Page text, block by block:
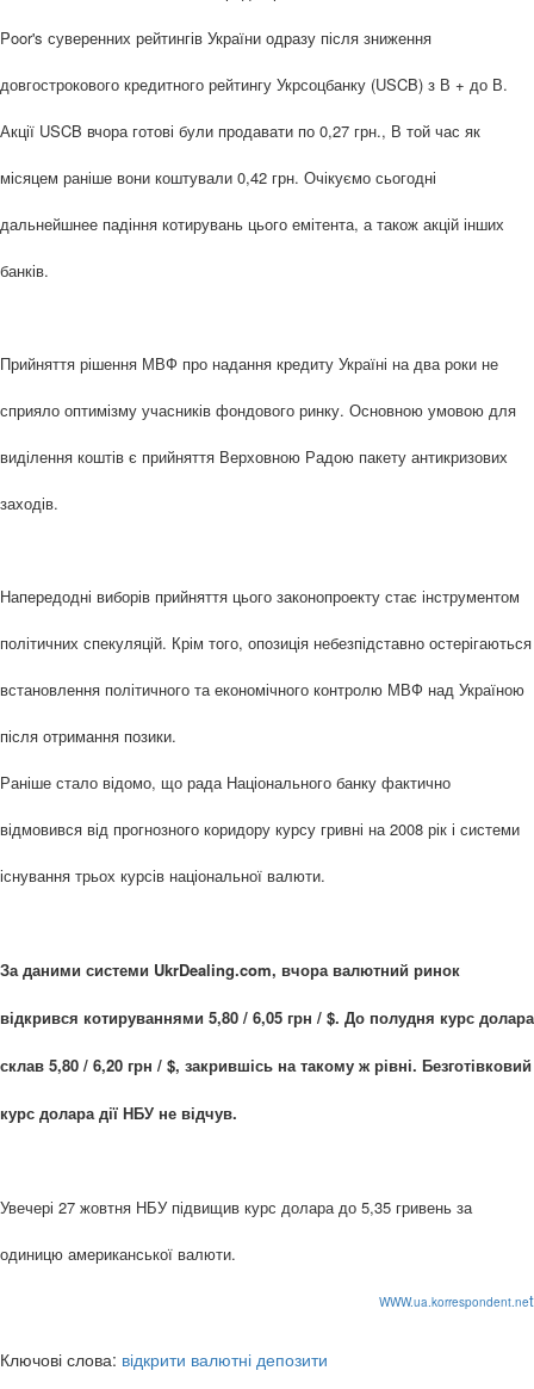
Poor's суверенних рейтингів України одразу після зниження
довгострокового кредитного рейтингу Укрсоцбанку (USCB) з В + до В.
Акції USCB вчора готові були продавати по 0,27 грн., В той час як
місяцем раніше вони коштували 0,42 грн. Очікуємо сьогодні
дальнейшнее падіння котирувань цього емітента, а також акцій інших
банків.
Прийняття рішення МВФ про надання кредиту Україні на два роки не
сприяло оптимізму учасників фондового ринку. Основною умовою для
виділення коштів є прийняття Верховною Радою пакету антикризових
заходів.
Напередодні виборів прийняття цього законопроекту стає інструментом
політичних спекуляцій. Крім того, опозиція небезпідставно остерігаються
встановлення політичного та економічного контролю МВФ над Україною
після отримання позики.
Раніше стало відомо, що рада Національного банку фактично
відмовився від прогнозного коридору курсу гривні на 2008 рік і системи
існування трьох курсів національної валюти.
За даними системи UkrDealing.com, вчора валютний ринок
відкрився котируваннями 5,80 / 6,05 грн / $. До полудня курс долара
склав 5,80 / 6,20 грн / $, закрившісь на такому ж рівні. Безготівковий
курс долара дії НБУ не відчув.
Увечері 27 жовтня НБУ підвищив курс долара до 5,35 гривень за
одиницю американської валюти.
WWW.ua.korrespondent.net
Ключові слова: відкрити валютні депозити